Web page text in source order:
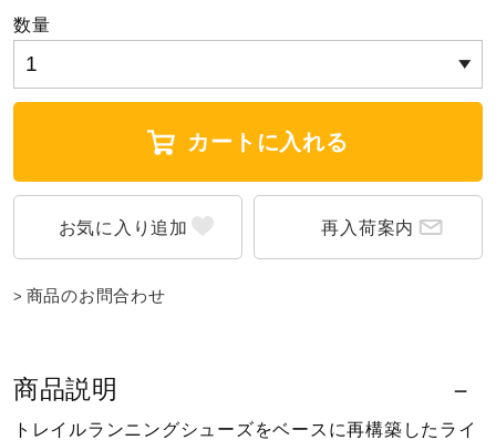
ウォーキングシューズ
ライフスタイルグッズ
インナー
寝具／ミズノスリープ
数量
カートに入れる
再入荷案内
商品のお問合わせ
商品説明
トレイルランニングシューズをベースに再構築したライ